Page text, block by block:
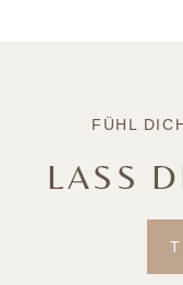
FÜHL
LASS